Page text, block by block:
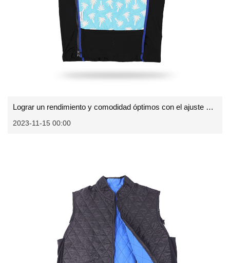
Lograr un rendimiento y comodidad óptimos con el ajuste adecuado para su chaleco deportivo
2023-11-15 00:00